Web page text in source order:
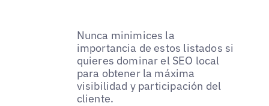
Nunca minimices la
importancia de estos listados si
quieres dominar el SEO local
para obtener la máxima
visibilidad y participación del
cliente.